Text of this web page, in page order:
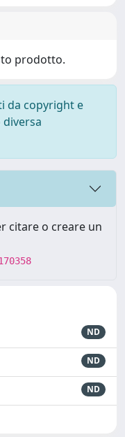
prodotto.
da copyright e
citare o creare un
ND
ND
ND